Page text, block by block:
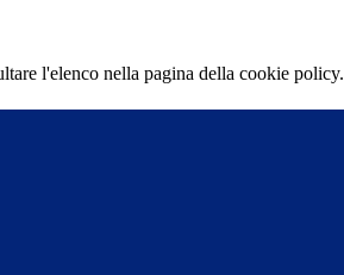
l'elenco nella pagina della cookie policy.